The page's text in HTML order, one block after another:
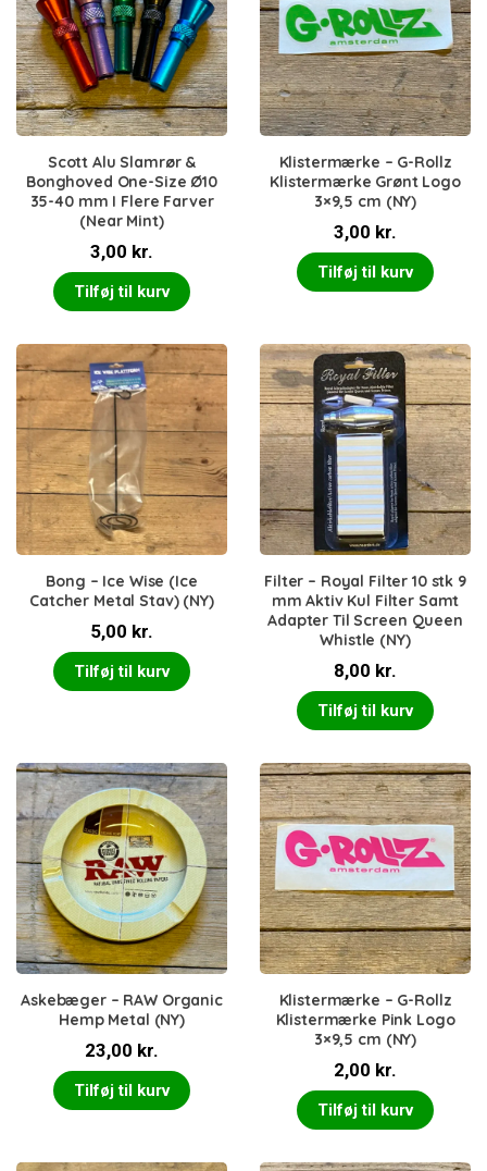
Scott Alu Slamrør &
Bonghoved One-Size Ø10
35-40 mm I Flere Farver
(Near Mint)
3,00 kr.
Tilføj til kurv
Klistermærke – G-Rollz
Klistermærke Grønt Logo
3×9,5 cm (NY)
3,00 kr.
Tilføj til kurv
Bong – Ice Wise (Ice
Catcher Metal Stav) (NY)
5,00 kr.
Tilføj til kurv
Filter – Royal Filter 10 stk 9
mm Aktiv Kul Filter Samt
Adapter Til Screen Queen
Whistle (NY)
8,00 kr.
Tilføj til kurv
Askebæger – RAW Organic
Hemp Metal (NY)
23,00 kr.
Tilføj til kurv
Klistermærke – G-Rollz
Klistermærke Pink Logo
3×9,5 cm (NY)
2,00 kr.
Tilføj til kurv